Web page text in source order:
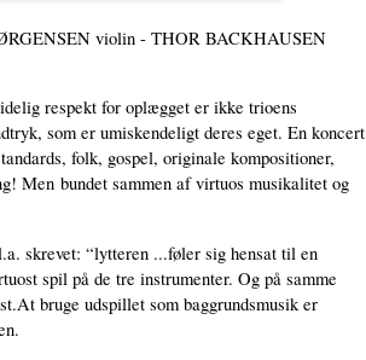
violin - THOR BACKHAUSEN
respekt for oplægget er ikke trioens
som er umiskendeligt deres eget. En koncert
folk, gospel, originale kompositioner,
Men bundet sammen af virtuos musikalitet og
skrevet: “lytteren ...føler sig hensat til en
spil på de tre instrumenter. Og på samme
bruge udspillet som baggrundsmusik er